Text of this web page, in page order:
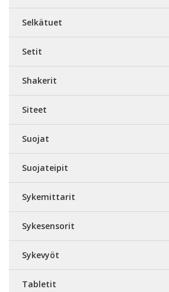
Selkätuet
Setit
Shakerit
Siteet
Suojat
Suojateipit
Sykemittarit
Sykesensorit
Sykevyöt
Tabletit